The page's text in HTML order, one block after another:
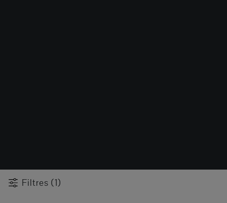
Filtres (1)